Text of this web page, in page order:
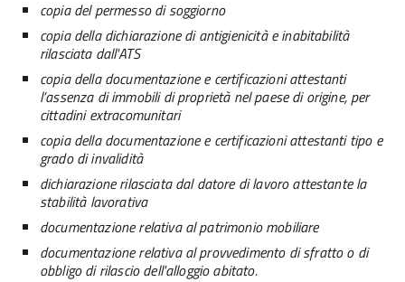
copia del permesso di soggiorno
copia della dichiarazione di antigienicità e inabitabilità
rilasciata dall'ATS
copia della documentazione e certificazioni attestanti
l’assenza di immobili di proprietà nel paese di origine, per
cittadini extracomunitari
copia della documentazione e certificazioni attestanti tipo e
grado di invalidità
dichiarazione rilasciata dal datore di lavoro attestante la
stabilità lavorativa
documentazione relativa al patrimonio mobiliare
documentazione relativa al provvedimento di sfratto o di
obbligo di rilascio dell'alloggio abitato.